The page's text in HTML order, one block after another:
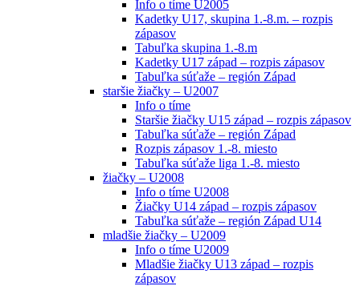
Info o tíme U2005
Kadetky U17, skupina 1.-8.m. – rozpis
zápasov
Tabuľka skupina 1.-8.m
Kadetky U17 západ – rozpis zápasov
Tabuľka súťaže – región Západ
staršie žiačky – U2007
Info o tíme
Staršie žiačky U15 západ – rozpis zápasov
Tabuľka súťaže – región Západ
Rozpis zápasov 1.-8. miesto
Tabuľka súťaže liga 1.-8. miesto
žiačky – U2008
Info o tíme U2008
Žiačky U14 západ – rozpis zápasov
Tabuľka súťaže – región Západ U14
mladšie žiačky – U2009
Info o tíme U2009
Mladšie žiačky U13 západ – rozpis
zápasov